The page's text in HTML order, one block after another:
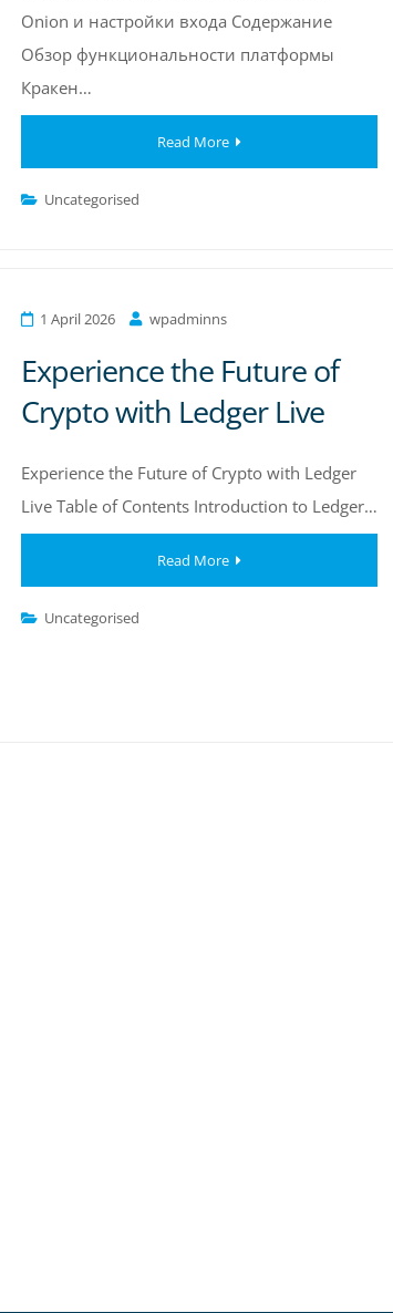
Onion и настройки входа Содержание
Обзор функциональности платформы
Кракен…
Read More
Uncategorised
1 April 2026 wpadminns
Experience the Future of
Crypto with Ledger Live
Experience the Future of Crypto with Ledger
Live Table of Contents Introduction to Ledger…
Read More
Uncategorised